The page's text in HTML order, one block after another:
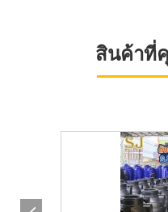
สินค้าที่